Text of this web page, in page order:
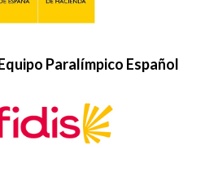
Paralímpico Español